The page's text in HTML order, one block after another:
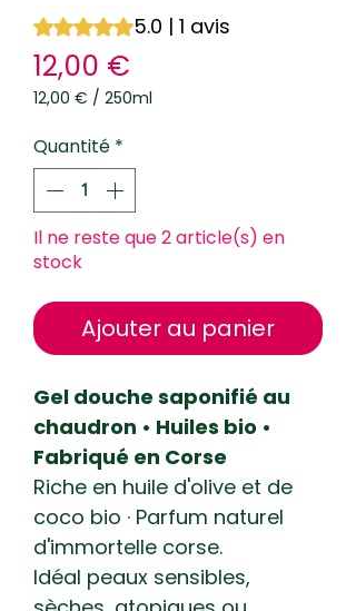
La note est de 5.0 sur cinq étoiles selon 1
5.0 | 1 avis
12,00 €
12,00 € / 250ml
pour
250
Millilitres
Quantité *
Il ne reste que 2 article(s) en
stock
Ajouter au panier
Gel douche saponifié au
chaudron • Huiles bio •
Fabriqué en Corse
Riche en huile d'olive et de
coco bio · Parfum naturel
d'immortelle corse.
Idéal peaux sensibles,